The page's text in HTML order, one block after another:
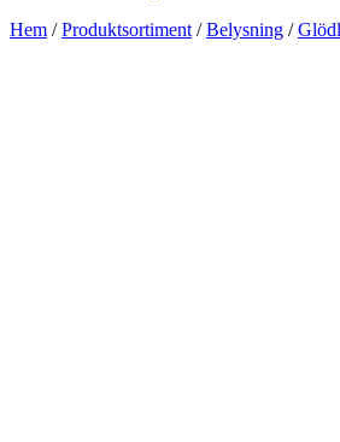
Hem /Produktsortiment /Belysning /